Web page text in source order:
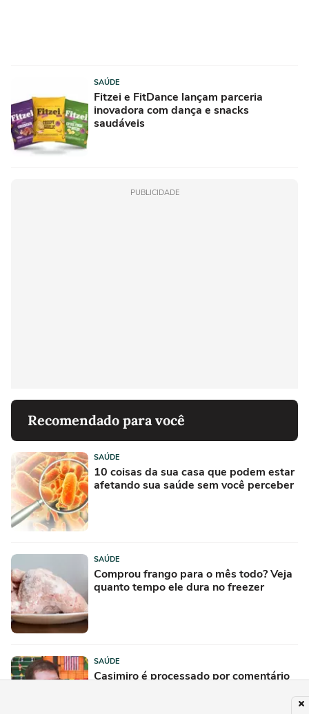
SAÚDE
Fitzei e FitDance lançam parceria
inovadora com dança e snacks
saudáveis
PUBLICIDADE
Recomendado para você
SAÚDE
10 coisas da sua casa que podem estar
afetando sua saúde sem você perceber
SAÚDE
Comprou frango para o mês todo? Veja
quanto tempo ele dura no freezer
SAÚDE
Casimiro é processado por comentário